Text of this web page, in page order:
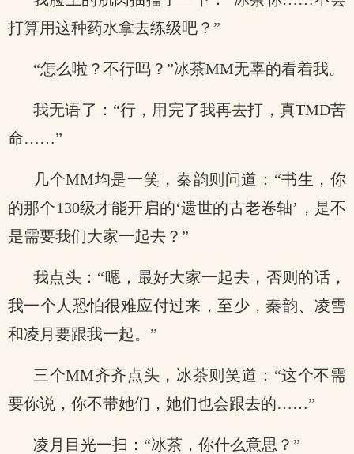
打算用这种药水拿去练级吧？”
“怎么啦？不行吗？”冰茶MM无辜的看着我。
我无语了：“行，用完了我再去打，真TMD苦
命……”
几个MM均是一笑，秦韵则问道：“书生，你
的那个130级才能开启的‘遗世的古老卷轴’，是不
是需要我们大家一起去？”
我点头：“嗯，最好大家一起去，否则的话，
我一个人恐怕很难应付过来，至少，秦韵、凌雪
和凌月要跟我一起。”
三个MM齐齐点头，冰茶则笑道：“这个不需
要你说，你不带她们，她们也会跟去的……”
凌月目光一扫：“冰茶，你什么意思？”